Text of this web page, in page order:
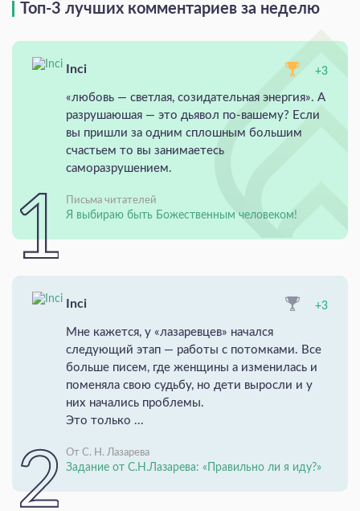
Топ-3 лучших комментариев за неделю
Inci +3
«любовь — светлая, созидательная энергия». А
разрушаюшая — это дьявол по-вашему? Если
вы пришли за одним сплошным большим
счастьем то вы занимаетесь
саморазрушением.
Письма читателей
Я выбираю быть Божественным человеком!
Inci +3
Мне кажется, у «лазаревцев» начался
следующий этап — работы с потомками. Все
больше писем, где женщины а изменилась и
поменяла свою судьбу, но дети выросли и у
них начались проблемы.
Это только ...
От С. Н. Лазарева
Задание от С.Н.Лазарева: «Правильно ли я иду?»